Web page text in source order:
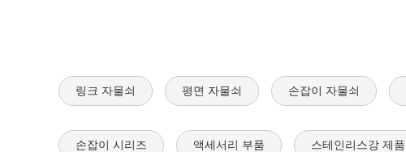
링크 자물쇠 평면 자물쇠 손잡이 자물쇠
손잡이 시리즈 액세서리 부품 스테인리스강 제품